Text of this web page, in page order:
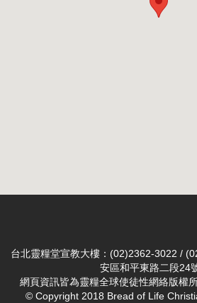
台北靈糧堂宣教大樓：(02)2362-3022 /
安區和平東路二段24
網頁資訊皆為靈糧全球使徒性網絡版權
© Copyright 2018 Bread of Life